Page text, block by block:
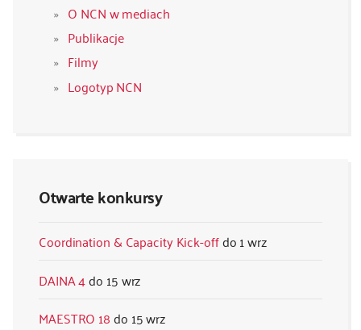
O NCN w mediach
Publikacje
Filmy
Logotyp NCN
Otwarte konkursy
Coordination & Capacity Kick-off
1 wrz
DAINA 4
15 wrz
MAESTRO 18
15 wrz